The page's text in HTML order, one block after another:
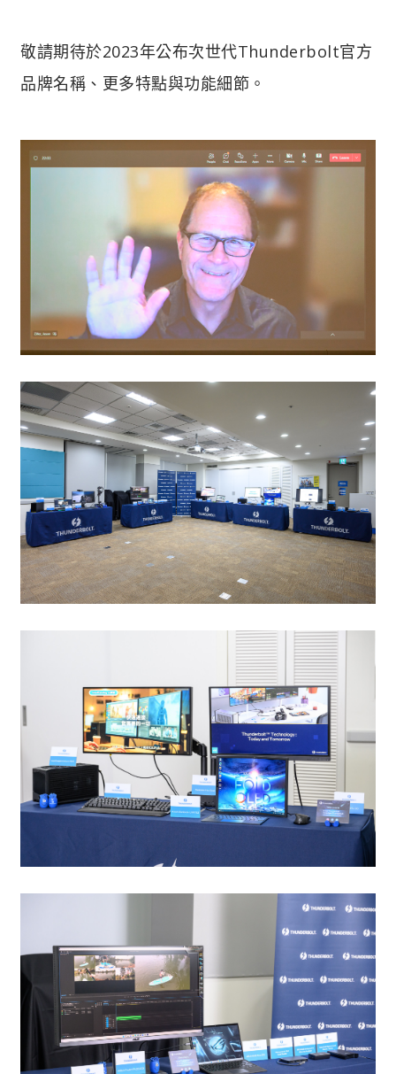
敬請期待於2023年公布次世代Thunderbolt官方
品牌名稱、更多特點與功能細節。